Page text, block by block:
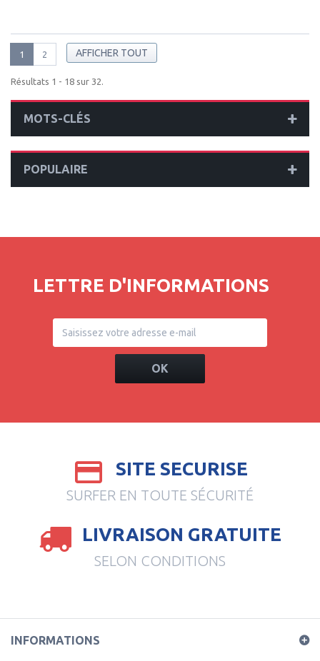
AFFICHER TOUT
1 2
Résultats 1 - 18 sur 32.
MOTS-CLÉS
POPULAIRE
LETTRE D'INFORMATIONS
OK
SITE SECURISE
SURFER EN TOUTE SÉCURITÉ
LIVRAISON GRATUITE
SELON CONDITIONS
INFORMATIONS